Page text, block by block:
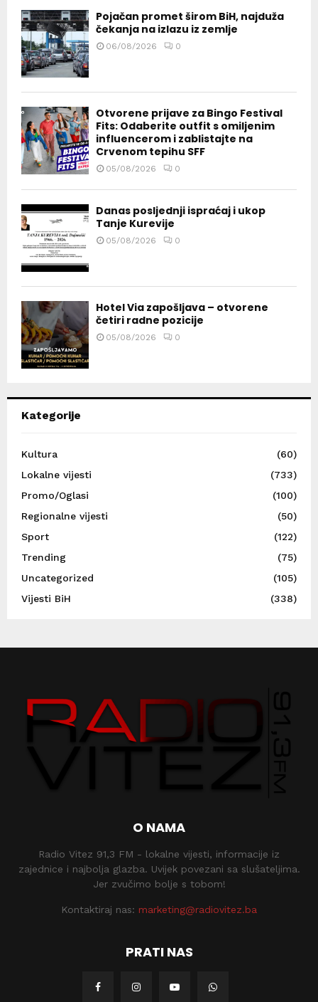
Pojačan promet širom BiH, najduža
čekanja na izlazu iz zemlje
06/08/2026 0
Otvorene prijave za Bingo Festival
Fits: Odaberite outfit s omiljenim
influencerom i zablistajte na
Crvenom tepihu SFF
05/08/2026 0
Danas posljednji ispraćaj i ukop
Tanje Kurevije
05/08/2026 0
Hotel Via zapošljava – otvorene
četiri radne pozicije
05/08/2026 0
Kategorije
Kultura
(60)
Lokalne vijesti
(733)
Promo/Oglasi
(100)
Regionalne vijesti
(50)
Sport
(122)
Trending
(75)
Uncategorized
(105)
Vijesti BiH
(338)
O NAMA
Radio Vitez 91,3 FM - lokalne vijesti, informacije iz
zajednice i najbolja glazba. Uvijek povezani sa slušateljima.
Jer zvučimo bolje s tobom!
Kontaktiraj nas: marketing@radiovitez.ba
PRATI NAS